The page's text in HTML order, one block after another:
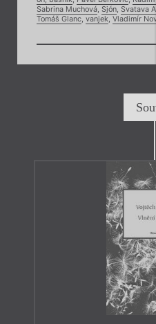
Sabrina Muchová, Sjón, Svatava
Tomáš Glanc, vanjek, Vladimír